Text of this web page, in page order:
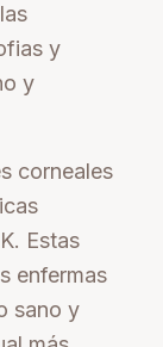
y
y
corneales
Estas
enfermas
sano y